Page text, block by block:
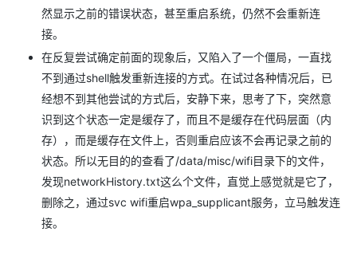
然显示之前的错误状态，甚至重启系统，仍然不会重新连
接。
在反复尝试确定前面的现象后，又陷入了一个僵局，一直找
不到通过shell触发重新连接的方式。在试过各种情况后，已
经想不到其他尝试的方式后，安静下来，思考了下，突然意
识到这个状态一定是缓存了，而且不是缓存在代码层面（内
存），而是缓存在文件上，否则重启应该不会再记录之前的
状态。所以无目的的查看了/data/misc/wifi目录下的文件，
发现networkHistory.txt这么个文件，直觉上感觉就是它了，
删除之，通过svc wifi重启wpa_supplicant服务，立马触发连
接。